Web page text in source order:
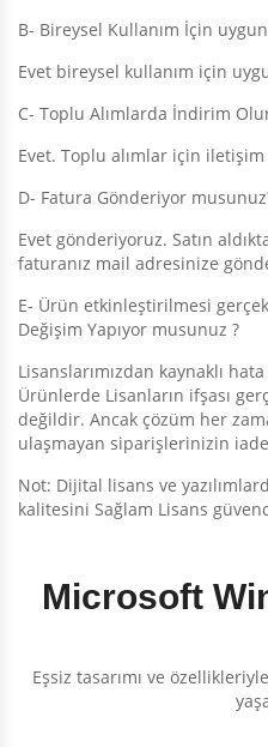
B- Bireysel Kullanım İçin
Evet bireysel kullanım için
C- Toplu Alımlarda İndirim
Evet. Toplu alımlar için
D- Fatura Gönderiyor
Evet gönderiyoruz. Satın
faturanız mail adresinize
E- Ürün etkinleştirilmesi
Değişim Yapıyor musunuz ?
Lisanslarımızdan kaynaklı
Ürünlerde Lisanların ifşası
değildir. Ancak çözüm her
ulaşmayan siparişlerinizin
Not: Dijital lisans ve
kalitesini Sağlam Lisans
Microsoft
Eşsiz tasarımı ve